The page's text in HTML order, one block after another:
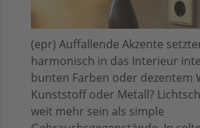
(epr) Auffallende Akzente
harmonisch in das Interieur
bunten Farben oder dezentem
Kunststoff oder Metall?
weit mehr sein als simple